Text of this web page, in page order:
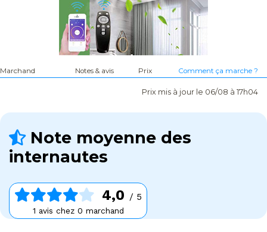
Marchand Notes & avis Prix Comment ça marche ?
Prix mis à jour le 06/08 à 17h04
Note moyenne des
internautes
4,0 / 5
1 avis chez 0 marchand